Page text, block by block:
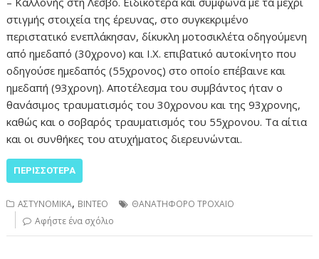
στιγμής στοιχεία της έρευνας, στο συγκεκριμένο
περιστατικό ενεπλάκησαν, δίκυκλη μοτοσικλέτα οδηγούμενη
από ημεδαπό (30χρονο) και Ι.Χ. επιβατικό αυτοκίνητο που
οδηγούσε ημεδαπός (55χρονος) στο οποίο επέβαινε και
ημεδαπή (93χρονη). Αποτέλεσμα του συμβάντος ήταν ο
θανάσιμος τραυματισμός του 30χρονου και της 93χρονης,
καθώς και ο σοβαρός τραυματισμός του 55χρονου. Τα αίτια
και οι συνθήκες του ατυχήματος διερευνώνται.
ΠΕΡΙΣΣΌΤΕΡΑ
ΑΣΤΥΝΟΜΙΚΑ, ΒΙΝΤΕΟ
ΘΑΝΑΤΗΦΟΡΟ ΤΡΟΧΑΙΟ
Αφήστε ένα σχόλιο